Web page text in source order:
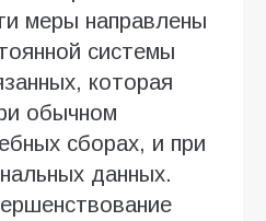
меры направлены
системы
которая
обычном
сборах, и при
данных.